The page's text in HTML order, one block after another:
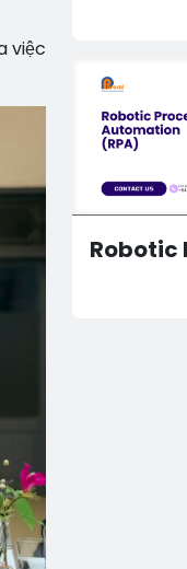
việc
Robotic